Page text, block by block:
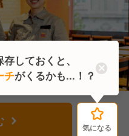
気になる
気になる
しておくと、
チがくるかも...！？